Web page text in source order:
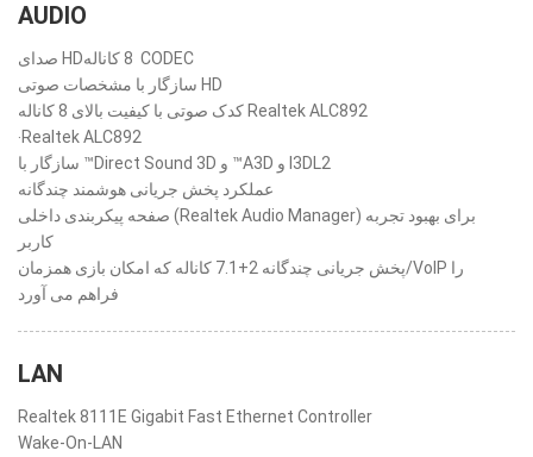
AUDIO
صدای HD‏ 8 کاناله CODEC
سازگار با مشخصات صوتی HD
کدک صوتی با کیفیت بالای 8 کاناله Realtek ALC892
‧Realtek ALC892
سازگار با ™Direct Sound 3D و ™A3D و I3DL2
عملکرد پخش جریانی هوشمند چندگانه
صفحه پیکربندی داخلی (Realtek Audio Manager) برای بهبود تجربه
کاربر
پخش جریانی چندگانه 2+7.1 کاناله که امکان بازی همزمان/VoIP را
فراهم می آورد
LAN
Realtek 8111E Gigabit Fast Ethernet Controller
Wake-On-LAN